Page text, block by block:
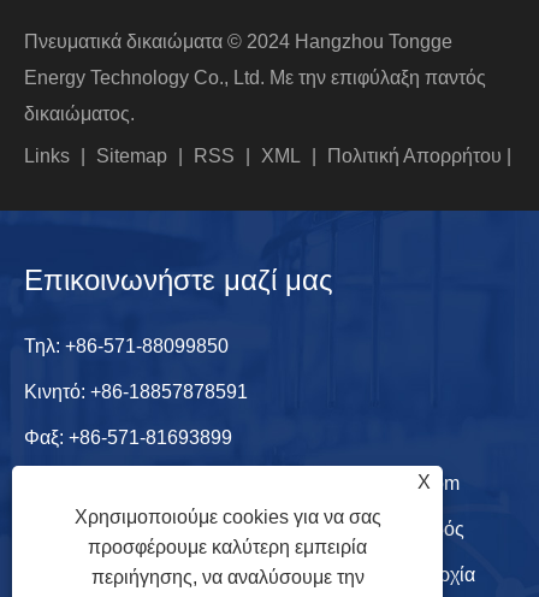
Πνευματικά δικαιώματα © 2024 Hangzhou Tongge
Energy Technology Co., Ltd. Με την επιφύλαξη παντός
δικαιώματος.
Links Sitemap RSS XML Πολιτική Απορρήτου
Επικοινωνήστε μαζί μας
Τηλ: +86-571-88099850
Κινητό: +86-18857878591
Φαξ: +86-571-81693899
joan@qtqchem.com
Διεύθυνση: Shanshuiyuan, βίλα Qingshuiwan, οδός
Zhongtai, περιοχή Yuhang, πόλη Hangzhou, επαρχία
X
Χρησιμοποιούμε cookies για να σας
προσφέρουμε καλύτερη εμπειρία
περιήγησης, να αναλύσουμε την